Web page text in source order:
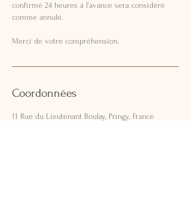
confirmé 24 heures à l’avance sera considéré
comme annulé.
Merci de votre compréhension.
Coordonnées
11 Rue du Lieutenant Boulay, Pringy, France